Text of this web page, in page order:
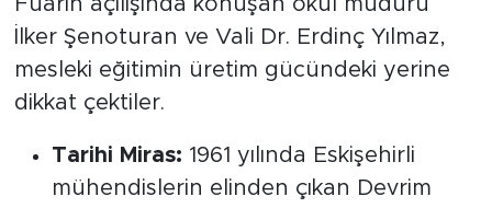
İlker Şenoturan ve Vali Dr. Erdinç Yılmaz,
mesleki eğitimin üretim gücündeki yerine
dikkat çektiler.
Tarihi Miras: 1961 yılında Eskişehirli
mühendislerin elinden çıkan Devrim